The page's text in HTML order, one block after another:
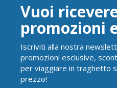
Vuoi
promozioni
Iscriviti alla nostra
promozioni esclusive,
per viaggiare in traghetto
prezzo!